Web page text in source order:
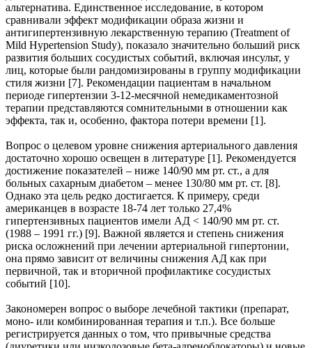
альтернатива. Единственное исследование, в котором
сравнивали эффект модификации образа жизни и
антигипертензивную лекарственную терапию (Treatment of
Mild Hypertension Study), показало значительно больший риск
развития больших сосудистых событий, включая инсульт, у
лиц, которые были рандомизированы в группу модификации
стиля жизни [7]. Рекомендации пациентам в начальном
периоде гипертензии 3-12-месячной немедикаментозной
терапии представляются сомнительными в отношении как
эффекта, так и, особенно, фактора потери времени [1].
Вопрос о целевом уровне снижения артериального давления
достаточно хорошо освещен в литературе [1]. Рекомендуется
достижение показателей – ниже 140/90 мм рт. ст., а для
больных сахарным диабетом – менее 130/80 мм рт. ст. [8].
Однако эта цель редко достигается. К примеру, среди
американцев в возрасте 18-74 лет только 27,4%
гипертензивных пациентов имели АД < 140/90 мм рт. ст.
(1988 – 1991 гг.) [9]. Важной является и степень снижения
риска осложнений при лечении артериальной гипертонии,
она прямо зависит от величины снижения АД как при
первичной, так и вторичной профилактике сосудистых
событий [10].
Закономерен вопрос о выборе лечебной тактики (препарат,
моно- или комбинированная терапия и т.п.). Все больше
регистрируется данных о том, что привычные средства